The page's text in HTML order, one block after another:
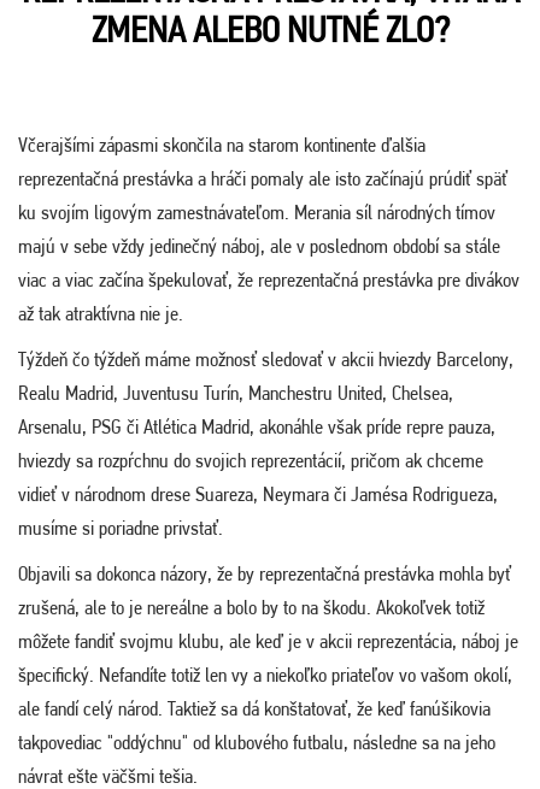
ZMENA ALEBO NUTNÉ ZLO?
Včerajšími zápasmi skončila na starom kontinente ďalšia
reprezentačná prestávka a hráči pomaly ale isto začínajú prúdiť späť
ku svojím ligovým zamestnávateľom. Merania síl národných tímov
majú v sebe vždy jedinečný náboj, ale v poslednom období sa stále
viac a viac začína špekulovať, že reprezentačná prestávka pre divákov
až tak atraktívna nie je.
Týždeň čo týždeň máme možnosť sledovať v akcii hviezdy Barcelony,
Realu Madrid, Juventusu Turín, Manchestru United, Chelsea,
Arsenalu, PSG či Atlética Madrid, akonáhle však príde repre pauza,
hviezdy sa rozpŕchnu do svojich reprezentácií, pričom ak chceme
vidieť v národnom drese Suareza, Neymara či Jamésa Rodrigueza,
musíme si poriadne privstať.
Objavili sa dokonca názory, že by reprezentačná prestávka mohla byť
zrušená, ale to je nereálne a bolo by to na škodu. Akokoľvek totiž
môžete fandiť svojmu klubu, ale keď je v akcii reprezentácia, náboj je
špecifický. Nefandíte totiž len vy a niekoľko priateľov vo vašom okolí,
ale fandí celý národ. Taktiež sa dá konštatovať, že keď fanúšikovia
takpovediac "oddýchnu" od klubového futbalu, následne sa na jeho
návrat ešte väčšmi tešia.